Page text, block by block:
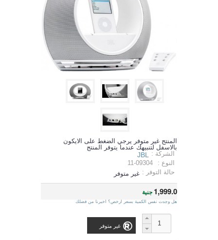
المنتج غير متوفر يرجي الضغط على الايكون
بالاسفل لتنبيهك عندما يتوفر المنتج
الشركة :
JBL
النوع :
11-09304
حالة التوفر : غير متوفر
1,999.0 جنية
هل وجدت نفس الكمية بسعر ارخص؟ اخبرنا من فضلك
غير متوفر